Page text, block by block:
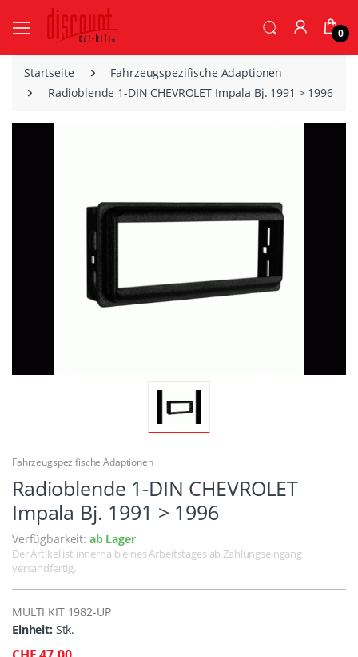
0
Startseite
Fahrzeugspezifische Adaptionen
Radioblende 1-DIN CHEVROLET Impala Bj. 1991 > 1996
Fahrzeugspezifische Adaptionen
Radioblende 1-DIN CHEVROLET
Impala Bj. 1991 > 1996
Verfügbarkeit: ab Lager
Der Artikel ist innerhalb eines Arbeitstages ab Zahlungseingang
versandfertig.
MULTI KIT 1982-UP
Einheit: Stk.